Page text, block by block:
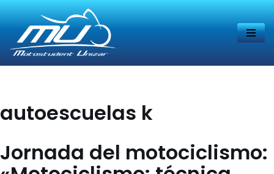
Saltar
al
autoescuelas k
Jornada del motociclismo: